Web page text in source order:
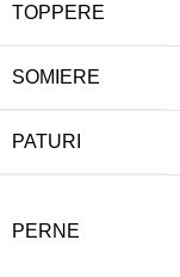
TOPPERE
SOMIERE
PATURI
PERNE